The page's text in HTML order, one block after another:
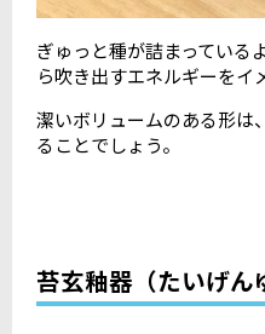
ぎゅっと種が詰まっている
ら吹き出すエネルギーをイ
潔いボリュームのある形は
ることでしょう。
苔玄釉器（たいげん